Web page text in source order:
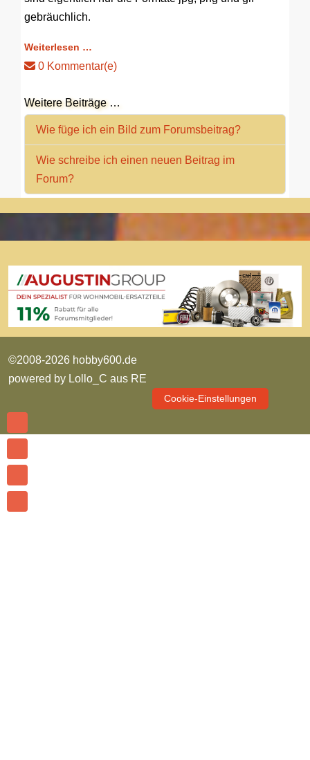
gebräuchlich.
Weiterlesen …
0 Kommentar(e)
Weitere Beiträge …
Wie füge ich ein Bild zum Forumsbeitrag?
Wie schreibe ich einen neuen Beitrag im
Forum?
©2008-2026 hobby600.de
powered by Lollo_C aus RE
Cookie-Einstellungen